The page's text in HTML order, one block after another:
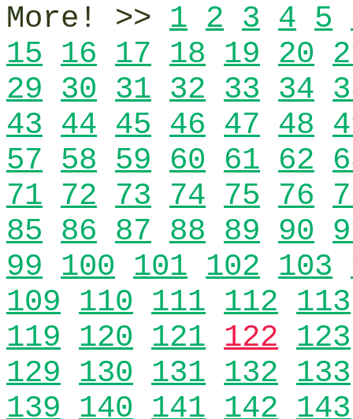
More! >> 1 2 3 4 5
15 16 17 18 19 20
29 30 31 32 33 34
43 44 45 46 47 48
57 58 59 60 61 62
71 72 73 74 75 76
85 86 87 88 89 90
99 100 101 102 103
109 110 111 112 113
119 120 121 122 123
129 130 131 132 133
139 140 141 142 143